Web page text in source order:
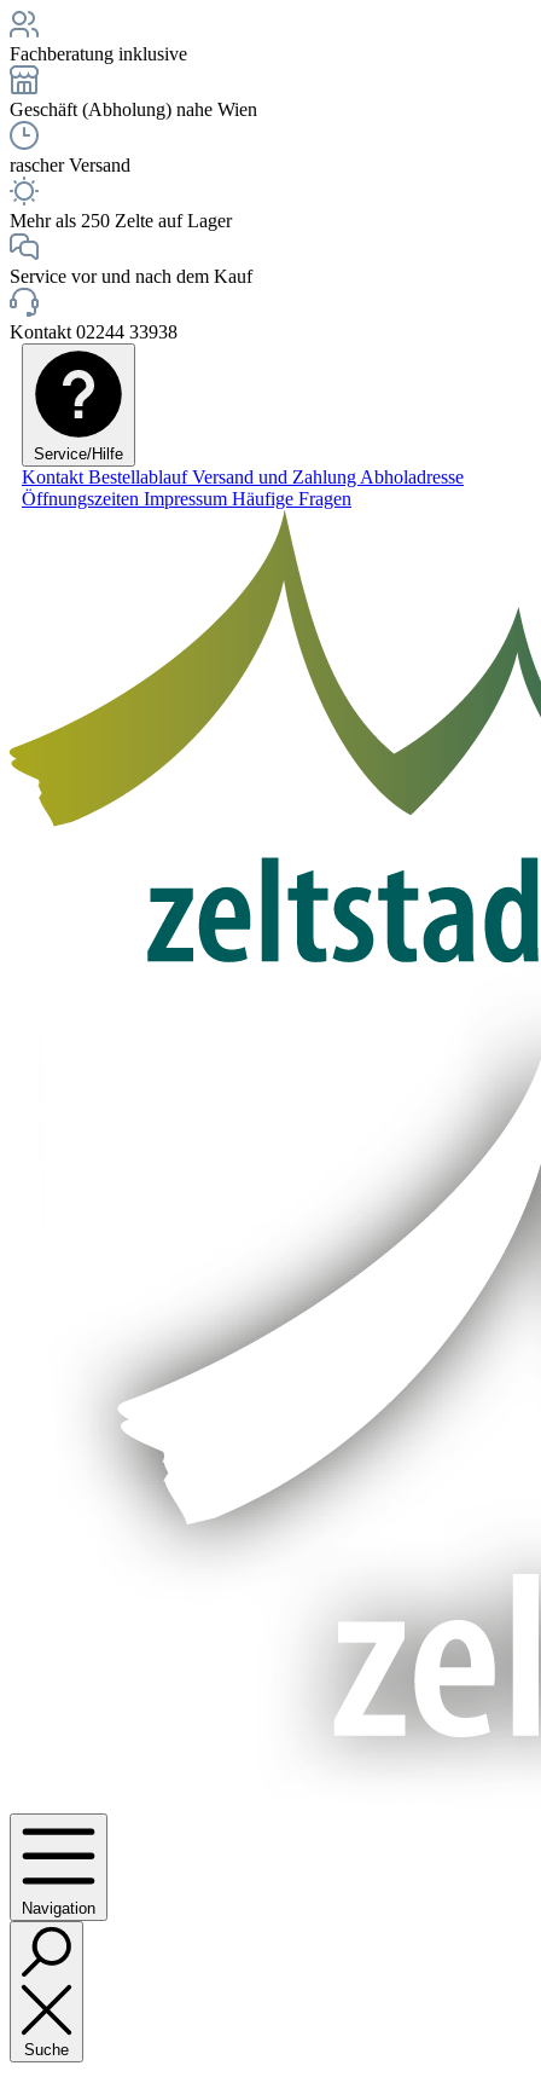
Fachberatung inklusive
Geschäft (Abholung) nahe Wien
rascher Versand
Mehr als 250 Zelte auf Lager
Service vor und nach dem Kauf
Kontakt 02244 33938
Service/Hilfe
Kontakt BestellablaufVersand und Zahlung Abholadresse
Öffnungszeiten Impressum Häufige Fragen
Navigation
Suche